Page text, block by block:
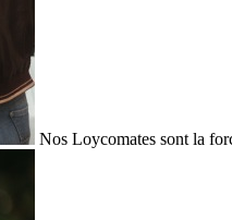
Nos Loycomates sont la